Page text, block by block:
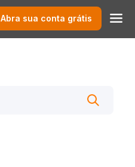
Abra sua conta grátis